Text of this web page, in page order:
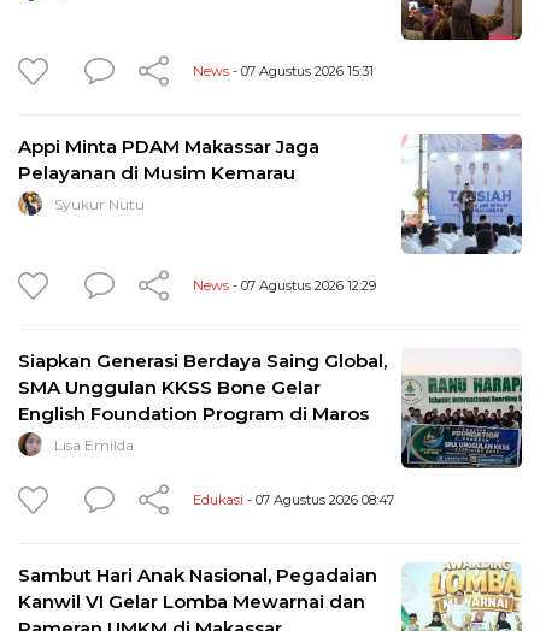
News - 07 Agustus 2026 15:31
Appi Minta PDAM Makassar Jaga
Pelayanan di Musim Kemarau
Syukur Nutu
News - 07 Agustus 2026 12:29
Siapkan Generasi Berdaya Saing Global,
SMA Unggulan KKSS Bone Gelar
English Foundation Program di Maros
Lisa Emilda
Edukasi - 07 Agustus 2026 08:47
Sambut Hari Anak Nasional, Pegadaian
Kanwil VI Gelar Lomba Mewarnai dan